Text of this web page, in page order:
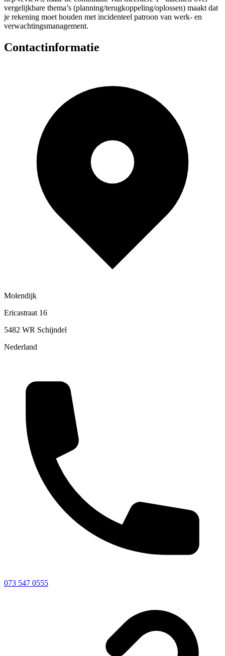
vergelijkbare thema’s (planning/terugkoppeling/oplossen) maakt dat
je rekening moet houden met incidenteel patroon van werk- en
verwachtingsmanagement.
Contactinformatie
Molendijk
Ericastraat 16
5482 WR Schijndel
Nederland
073 547 0555